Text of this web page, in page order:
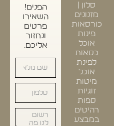
סלון |
מזנונים
כורסאות
פינות
אוכל
כסאות
לפינת
אוכל
מיטות
זוגיות
ספות
רהיטים
במבצע
הפנים!
השאירו
פרטים
ונחזור
אליכם.